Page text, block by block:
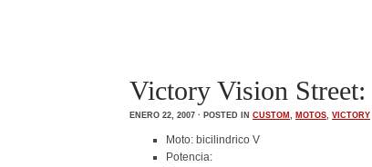
Victory Vision Street:
ENERO 22, 2007 · POSTED IN CUSTOM , MOTOS, VICTORY
Moto: bicilindrico V
Potencia: